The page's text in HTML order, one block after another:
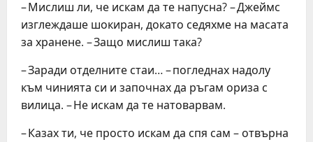
– Мислиш ли, че искам да те напусна? – Джеймс
изглеждаше шокиран, докато седяхме на масата
за хранене. – Защо мислиш така?
– Заради отделните стаи… – погледнах надолу
към чинията си и започнах да ръгам ориза с
вилица. – Не искам да те натоварвам.
– Казах ти, че просто искам да спя сам – отвърна